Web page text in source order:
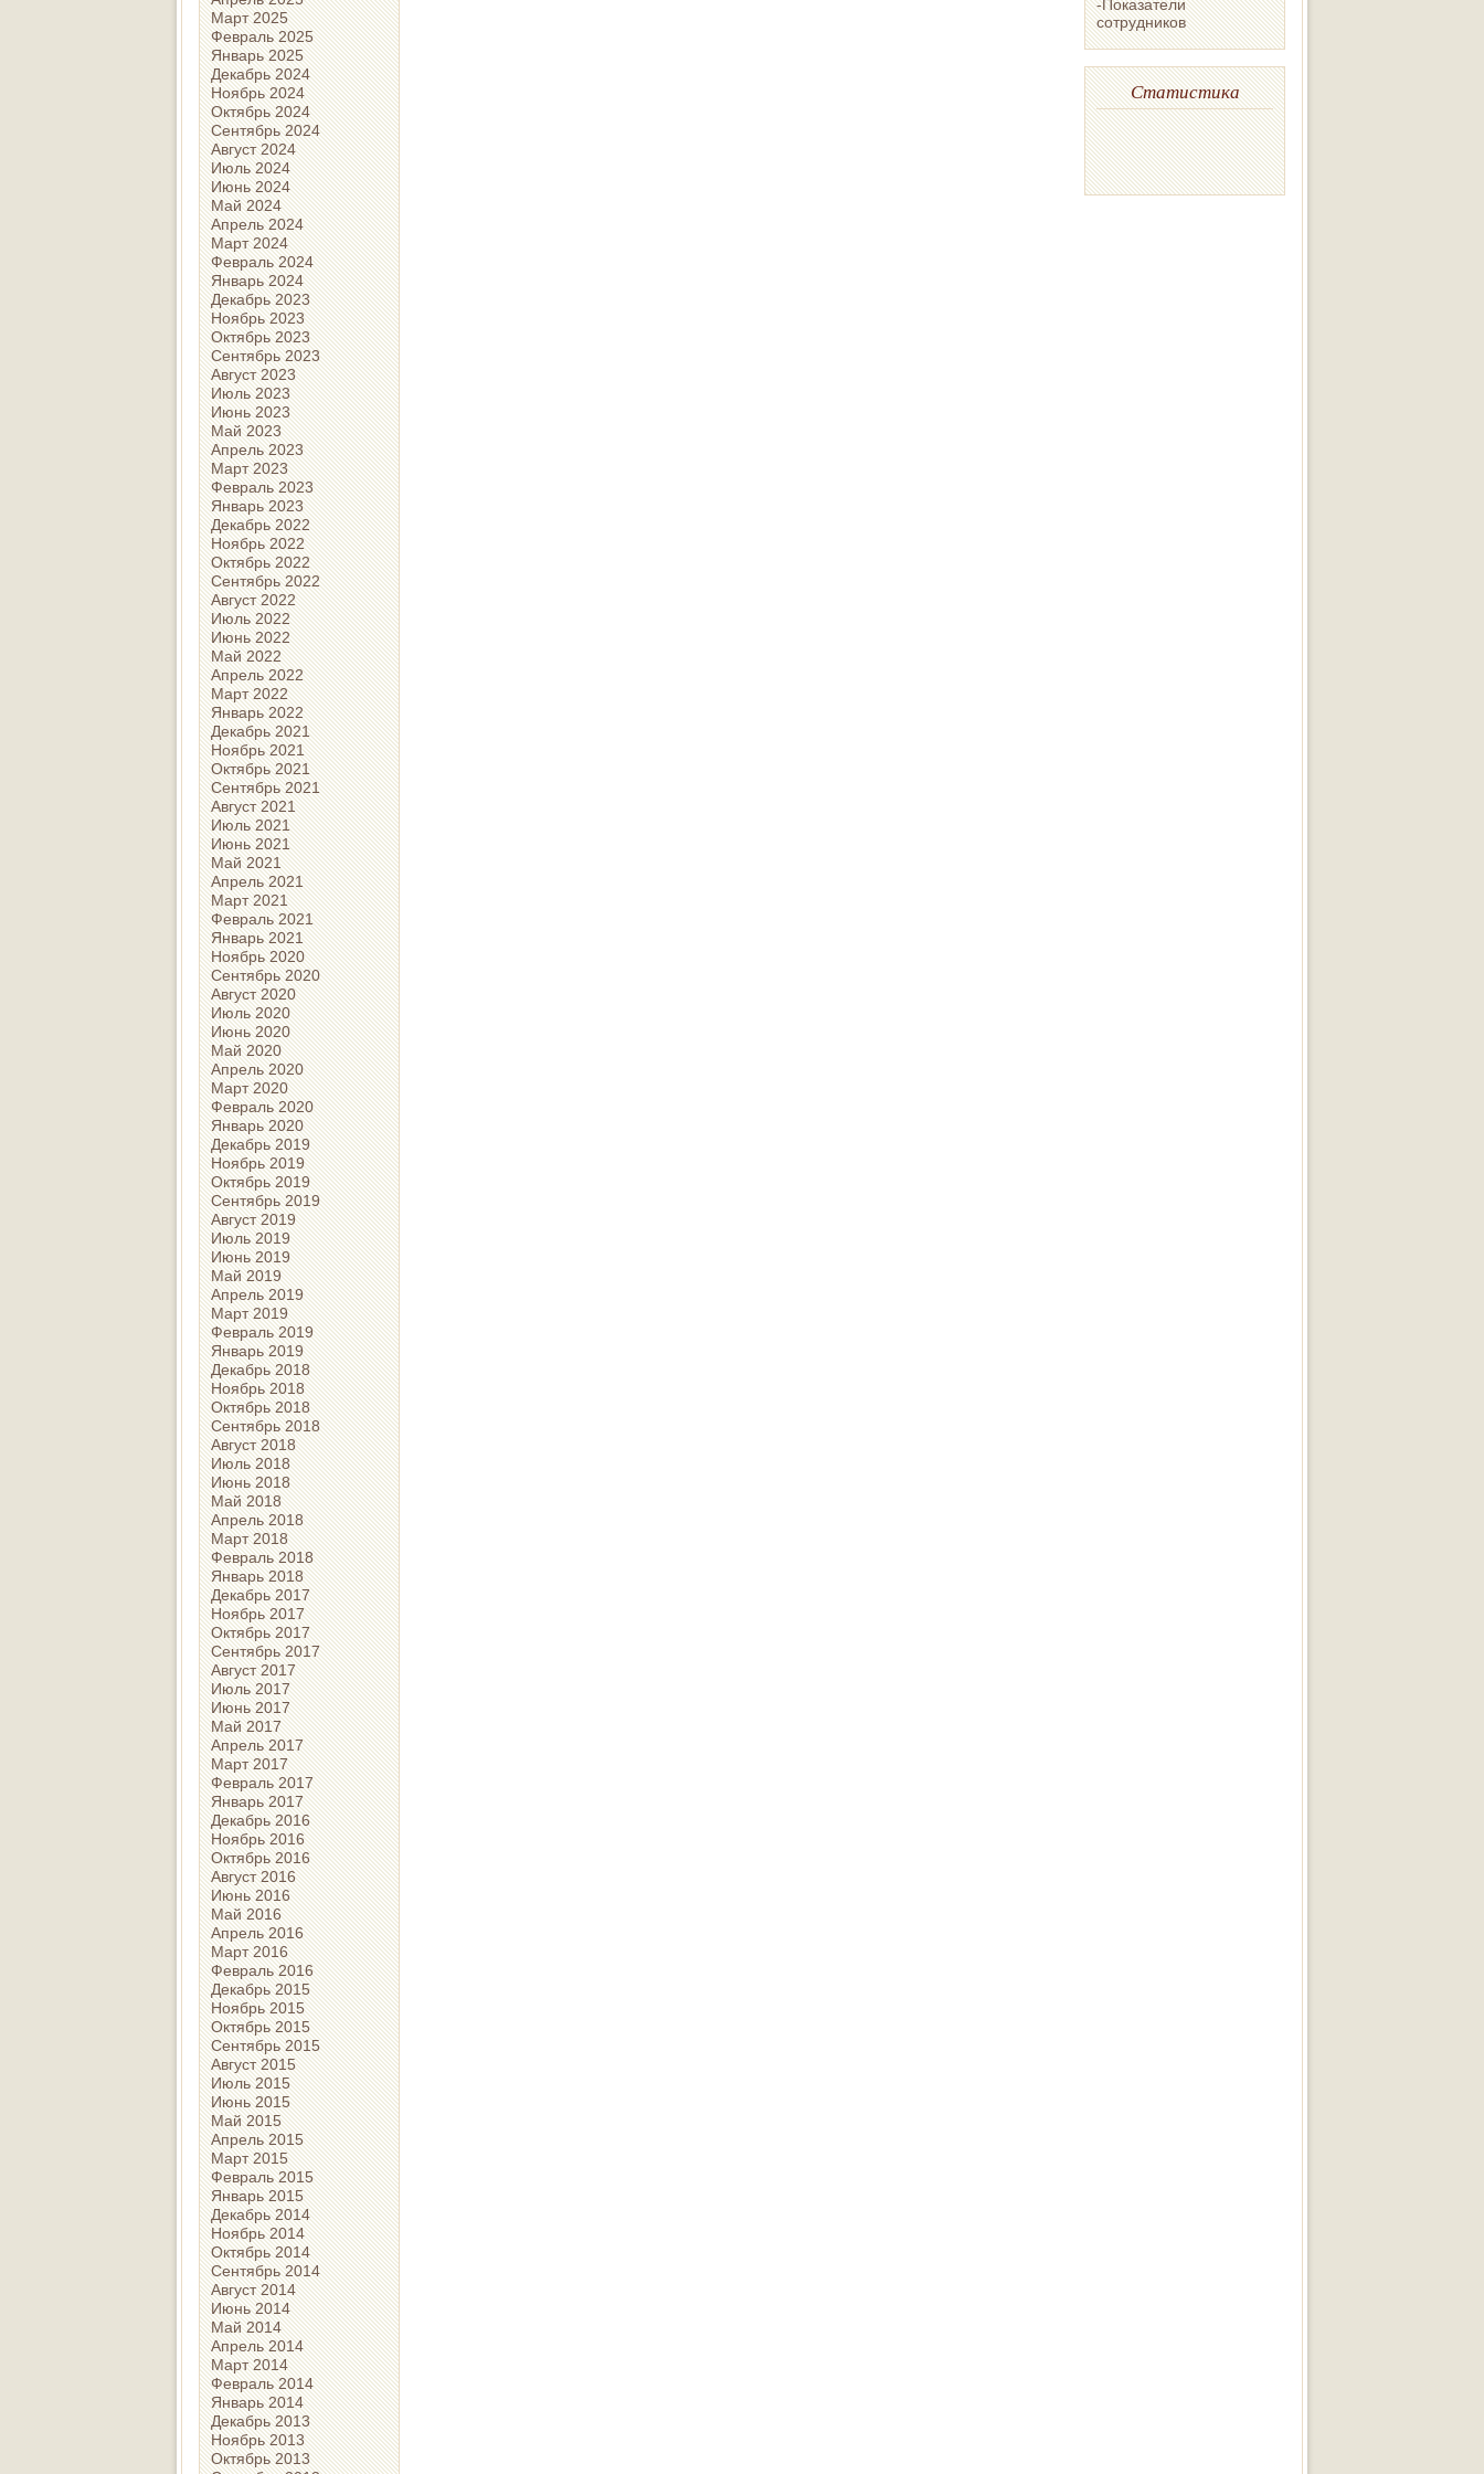
Март 2025
Февраль 2025
Январь 2025
Декабрь 2024
Ноябрь 2024
Октябрь 2024
Сентябрь 2024
Август 2024
Июль 2024
Июнь 2024
Май 2024
Апрель 2024
Март 2024
Февраль 2024
Январь 2024
Декабрь 2023
Ноябрь 2023
Октябрь 2023
Сентябрь 2023
Август 2023
Июль 2023
Июнь 2023
Май 2023
Апрель 2023
Март 2023
Февраль 2023
Январь 2023
Декабрь 2022
Ноябрь 2022
Октябрь 2022
Сентябрь 2022
Август 2022
Июль 2022
Июнь 2022
Май 2022
Апрель 2022
Март 2022
Январь 2022
Декабрь 2021
Ноябрь 2021
Октябрь 2021
Сентябрь 2021
Август 2021
Июль 2021
Июнь 2021
Май 2021
Апрель 2021
Март 2021
Февраль 2021
Январь 2021
Ноябрь 2020
Сентябрь 2020
Август 2020
Июль 2020
Июнь 2020
Май 2020
Апрель 2020
Март 2020
Февраль 2020
Январь 2020
Декабрь 2019
Ноябрь 2019
Октябрь 2019
Сентябрь 2019
Август 2019
Июль 2019
Июнь 2019
Май 2019
Апрель 2019
Март 2019
Февраль 2019
Январь 2019
Декабрь 2018
Ноябрь 2018
Октябрь 2018
Сентябрь 2018
Август 2018
Июль 2018
Июнь 2018
Май 2018
Апрель 2018
Март 2018
Февраль 2018
Январь 2018
Декабрь 2017
Ноябрь 2017
Октябрь 2017
Сентябрь 2017
Август 2017
Июль 2017
Июнь 2017
Май 2017
Апрель 2017
Март 2017
Февраль 2017
Январь 2017
Декабрь 2016
Ноябрь 2016
Октябрь 2016
Август 2016
Июнь 2016
Май 2016
Апрель 2016
Март 2016
Февраль 2016
Декабрь 2015
Ноябрь 2015
Октябрь 2015
Сентябрь 2015
Август 2015
Июль 2015
Июнь 2015
Май 2015
Апрель 2015
Март 2015
Февраль 2015
Январь 2015
Декабрь 2014
Ноябрь 2014
Октябрь 2014
Сентябрь 2014
Август 2014
Июнь 2014
Май 2014
Апрель 2014
Март 2014
Февраль 2014
Январь 2014
Декабрь 2013
Ноябрь 2013
Октябрь 2013
-Показатели
сотрудников
Статистика